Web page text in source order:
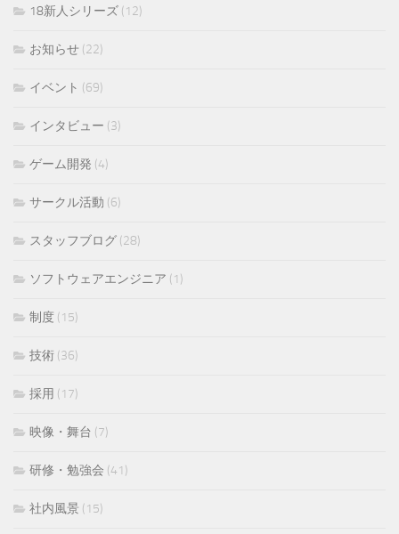
18新人シリーズ (12)
お知らせ (22)
イベント (69)
インタビュー (3)
ゲーム開発 (4)
サークル活動 (6)
スタッフブログ (28)
ソフトウェアエンジニア (1)
制度 (15)
技術 (36)
採用 (17)
映像・舞台 (7)
研修・勉強会 (41)
社内風景 (15)